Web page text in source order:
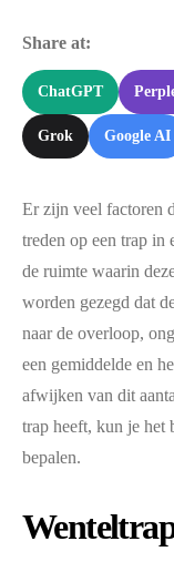
Share at:
ChatGPT
Grok Google AI
Er zijn veel factoren
treden op een trap in
de ruimte waarin
worden gezegd dat
naar de overloop,
een gemiddelde en
afwijken van dit
trap heeft, kun je het
bepalen.